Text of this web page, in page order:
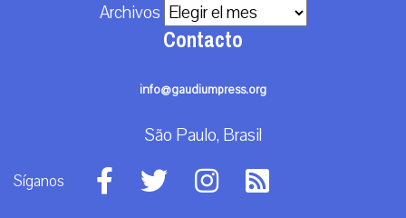
Archivos
Contacto
info@gaudiumpress.org
São Paulo, Brasil
Síganos